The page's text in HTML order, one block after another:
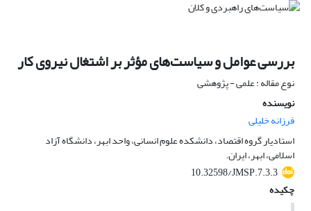
بررسی عوامل و سیاست‌های مؤثر بر اشتغال نیروی کار
نوع مقاله : علمی - پژوهشی
نویسنده
فرزانه خلیلی
استادیار گروه اقتصاد، دانشکده علوم انسانی، واحد ابهر، دانشگاه آزاد
اسلامی، ابهر، ایران.
10.32598/JMSP.7.3.3
چکیده